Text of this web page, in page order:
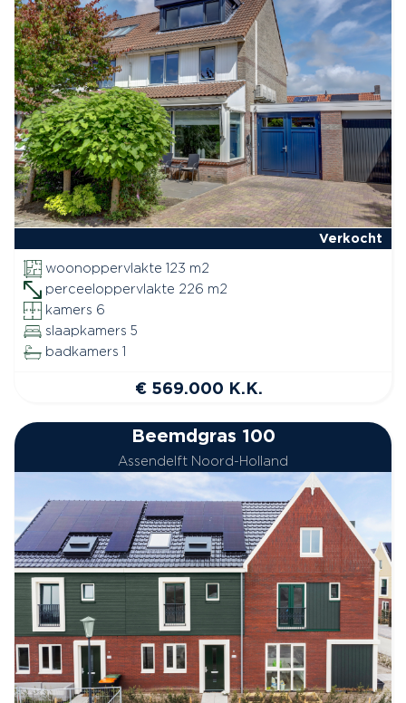
Verkocht
woonoppervlakte 123 m2
perceeloppervlakte 226 m2
kamers 6
slaapkamers 5
badkamers 1
€ 569.000 K.K.
Beemdgras 100
Assendelft Noord-Holland